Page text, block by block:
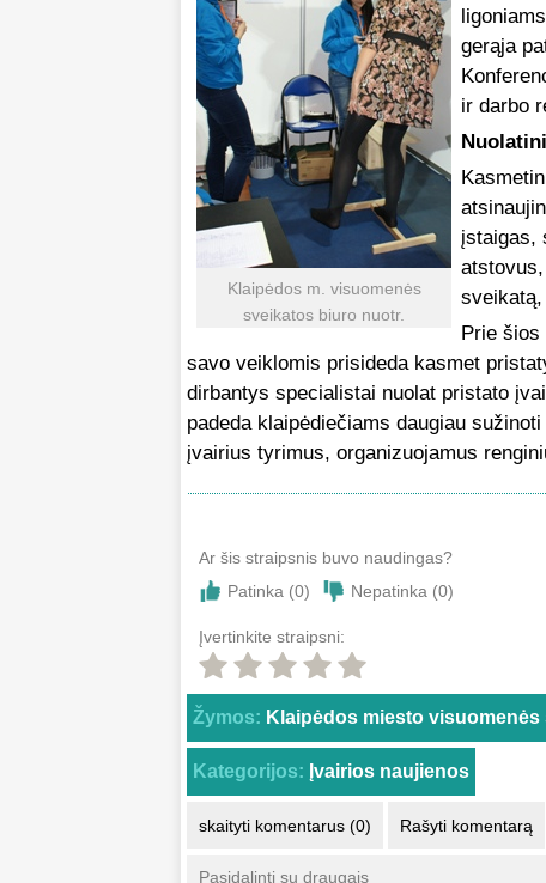
Klaipėdos m. visuomenės
sveikatos biuro nuotr.
gerąja
ir darbo
įstaigas,
Prie
savo veiklomis prisideda kasmet
dirbantys specialistai nuolat pristato
padeda klaipėdiečiams daugiau
įvairius tyrimus, organizuojamus
Ar šis straipsnis buvo naudingas?
Patinka (0) Nepatinka (0)
Įvertinkite straipsni:
Žymos: Klaipėdos miesto
Kategorijos: Įvairios naujienos
skaityti komentarus (0) Rašyti komentarą
Pasidalinti su draugais